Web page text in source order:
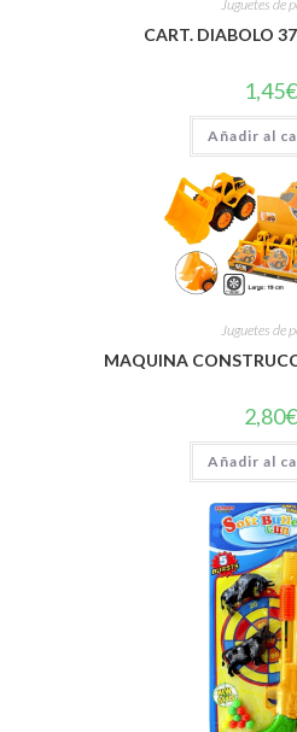
Juguetes de
CART. DIABOLO
1,45€
Añadir al
Juguetes de
MAQUINA
2,80€
Añadir al